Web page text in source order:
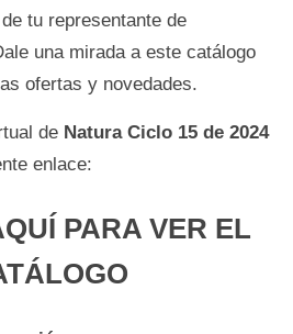
tu representante de
una mirada a este catálogo
ofertas y novedades.
de Natura Ciclo 15 de 2024
enlace:
PARA VER EL